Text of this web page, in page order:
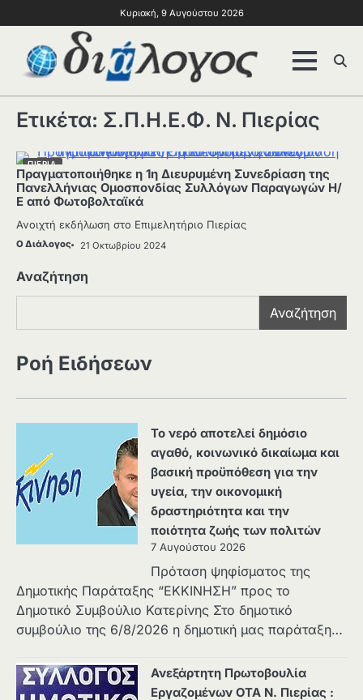
Κυριακή, 9 Αυγούστου 2026
Ετικέτα: Σ.Π.Η.Ε.Φ. Ν. Πιερίας
ΠΙΕΡΙΑ
Πραγματοποιήθηκε η 1η Διευρυμένη Συνεδρίαση της
Πανελλήνιας Ομοσπονδίας Συλλόγων Παραγωγών Η/
Ε από Φωτοβολταϊκά
Ανοιχτή εκδήλωση στο Επιμελητήριο Πιερίας
Ο Διάλογος 21 Οκτωβρίου 2024
Αναζήτηση
Αναζήτηση
Ροή Ειδήσεων
Το νερό αποτελεί δημόσιο
αγαθό, κοινωνικό δικαίωμα και
βασική προϋπόθεση για την
υγεία, την οικονομική
δραστηριότητα και την
ποιότητα ζωής των πολιτών
7 Αυγούστου 2026
Πρόταση ψηφίσματος της
Δημοτικής Παράταξης “ΕΚΚΙΝΗΣΗ” προς το
Δημοτικό Συμβούλιο Κατερίνης Στο δημοτικό
συμβούλιο της 6/8/2026 η δημοτική μας παράταξη…
Ανεξάρτητη Πρωτοβουλία
Εργαζομένων ΟΤΑ Ν. Πιερίας :